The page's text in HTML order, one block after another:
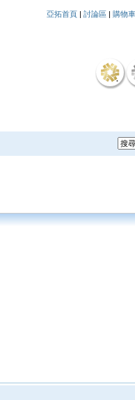
亞拓首頁 | 討論區 | 購物